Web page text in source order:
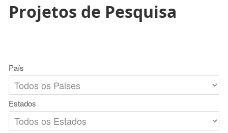
Projetos de Pesquisa
País
Estados